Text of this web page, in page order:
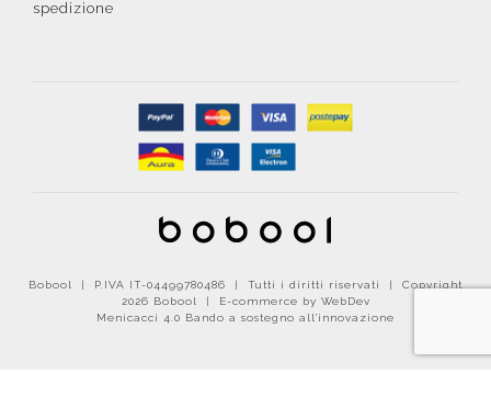
spedizione
Bobool | P.IVA IT-04499780486 | Tutti i diritti riservati | Copyright
2026 Bobool |
E-commerce by WebDev
Menicacci 4.0 Bando a sostegno all'innovazione